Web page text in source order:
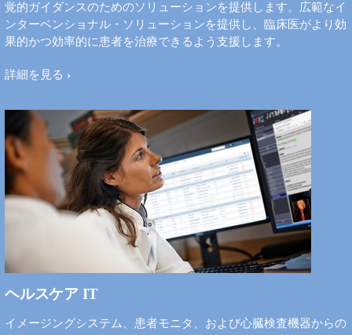
覚的ガイダンスのためのソリューションを提供します。広範なイ
ンターベンショナル・ソリューションを提供し、臨床医がより効
果的かつ効率的に患者を治療できるよう支援します。​
詳細を見る
ヘルスケア IT
イメージングシステム、患者モニタ、および心臓検査機器からの